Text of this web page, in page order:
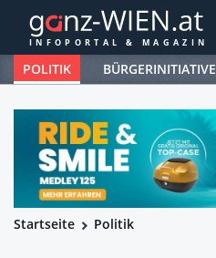
POLITIK BÜRGERINITIATIVE
Startseite Politik